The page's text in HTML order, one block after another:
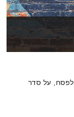
לפסח, על סדר